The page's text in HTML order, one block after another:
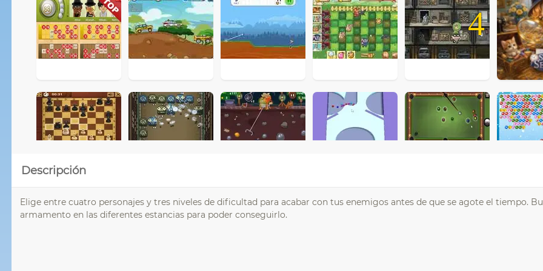
4
Descripción
Elige entre cuatro personajes y tres niveles de dificultad para acabar con tus enemigos antes de que se agote el tiempo.
armamento en las diferentes estancias para poder conseguirlo.